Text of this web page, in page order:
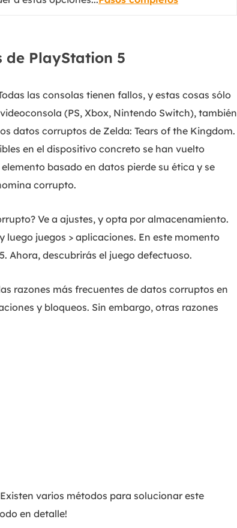
de PlayStation 5
las consolas tienen fallos, y estas cosas sólo
(PS, Xbox, Nintendo Switch), también
datos corruptos de Zelda: Tears of the Kingdom.
en el dispositivo concreto se han vuelto
basado en datos pierde su ética y se
corrupto.
Ve a ajustes, y opta por almacenamiento.
juegos > aplicaciones. En este momento
Ahora, descubrirás el juego defectuoso.
razones más frecuentes de datos corruptos en
y bloqueos. Sin embargo, otras razones
varios métodos para solucionar este
en detalle!